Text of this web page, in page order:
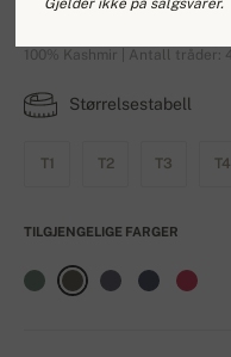
100% Kashmir | Antall tråder: 4
Størrelsestabell
T1 T2 T3 T4
TILGJENGELIGE FARGER
Gjelder ikke på salgsvarer.